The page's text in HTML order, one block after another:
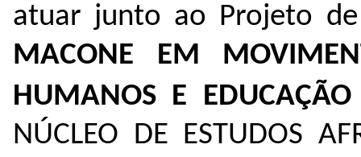
atuar junto ao Projeto
MACONE EM
HUMANOS E EDUCAÇÃO
NÚCLEO DE ESTUDOS